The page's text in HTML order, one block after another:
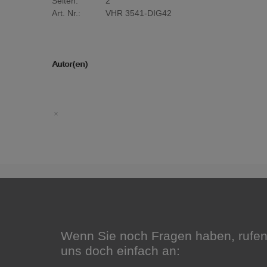
Art. Nr.:
VHR 3541-DIG42
Autor(en)
Wenn Sie noch Fragen haben,
uns doch einfach an: